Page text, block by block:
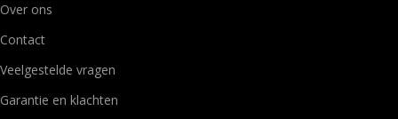
Over ons
Contact
Veelgestelde vragen
Garantie en klachten